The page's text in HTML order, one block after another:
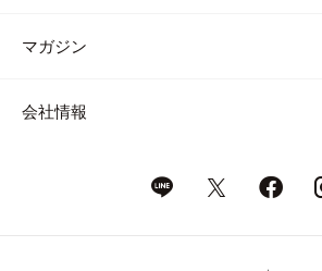
マガジン
会社情報